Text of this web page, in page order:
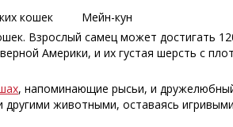
кошек Мейн-кун
Взрослый самец может достигать
Америки, и их густая шерсть с
, напоминающие рысьи, и
животными, оставаясь игривыми